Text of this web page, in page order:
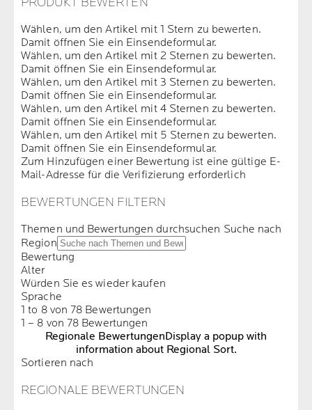
Wählen, um den Artikel mit 1 Stern zu bewerten.
Damit öffnen Sie ein Einsendeformular.
Wählen, um den Artikel mit 2 Sternen zu bewerten.
Damit öffnen Sie ein Einsendeformular.
Wählen, um den Artikel mit 3 Sternen zu bewerten.
Damit öffnen Sie ein Einsendeformular.
Wählen, um den Artikel mit 4 Sternen zu bewerten.
Damit öffnen Sie ein Einsendeformular.
Wählen, um den Artikel mit 5 Sternen zu bewerten.
Damit öffnen Sie ein Einsendeformular.
Zum Hinzufügen einer Bewertung ist eine gültige E-
Mail-Adresse für die Verifizierung erforderlich
BEWERTUNGEN FILTERN
Themen und Bewertungen durchsuchen Suche nach
Region
Bewertung
Alter
Würden Sie es wieder kaufen
Sprache
1 to 8 von 78 Bewertungen
1 – 8 von 78 Bewertungen
Regionale BewertungenDisplay a popup with
information about Regional Sort.
Sortieren nach
REGIONALE BEWERTUNGEN